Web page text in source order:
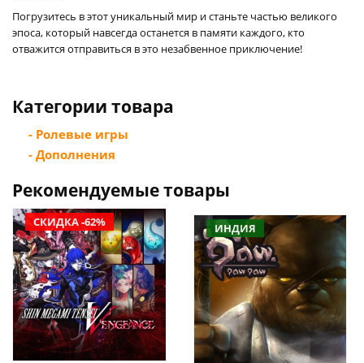
Погрузитесь в этот уникальный мир и станьте частью великого
эпоса, который навсегда останется в памяти каждого, кто
отважится отправиться в это незабвенное приключение!
Категории товара
- Ролевые игры
- Дополнения
Рекомендуемые товары
СКИДКА -62% ИНДИЯ